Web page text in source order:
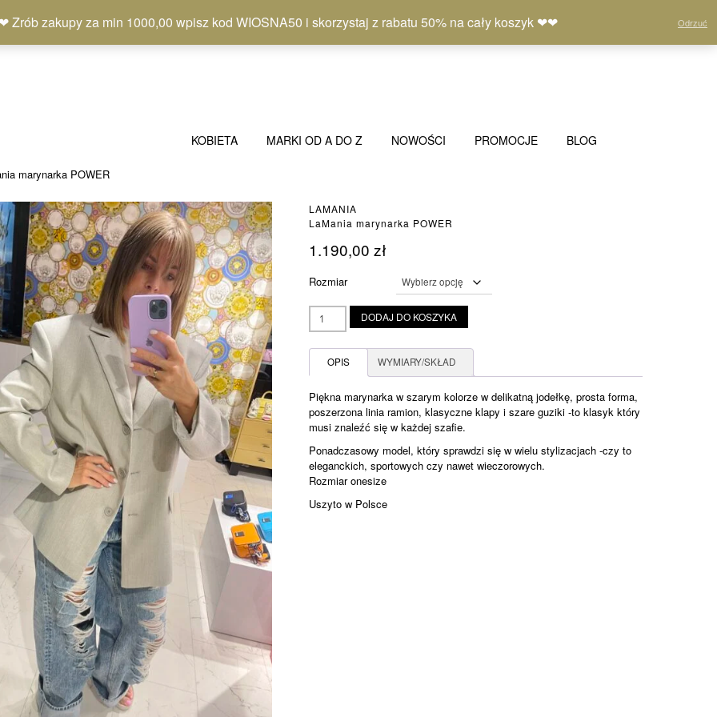
zakupy za min 1000,00 wpisz kod WIOSNA50 i skorzystaj z rabatu 50% na cały koszyk ❤❤ Odrzuć
Moje
KOBIETA MARKI OD A DO Z NOWOŚCI PROMOCJE BLOG
marynarka POWER
LAMANIA
LaMania marynarka POWER
1.190,00zł
Rozmiar
ilość
LaMania
POWER
DODAJ DO KOSZYKA
OPIS WYMIARY/SKŁAD
Piękna marynarka w szarym kolorze w delikatną jodełkę, prosta forma,
poszerzona linia ramion, klasyczne klapy i szare guziki -to klasyk który
musi znaleźć się w każdej szafie.
Ponadczasowy model, który sprawdzi się w wielu stylizacjach -czy to
eleganckich, sportowych czy nawet wieczorowych.
Rozmiar onesize
Uszyto w Polsce